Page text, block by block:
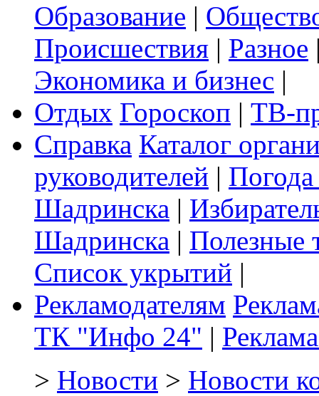
Образование |
Происшествия | Разное
Экономика и бизнес |
Отдых Гороскоп | ТВ-
Справка Каталог
руководителей |
Шадринска |
Шадринска | Полезные
Список укрытий |
Рекламодателям
ТК "Инфо 24" |
> Новости > Новости